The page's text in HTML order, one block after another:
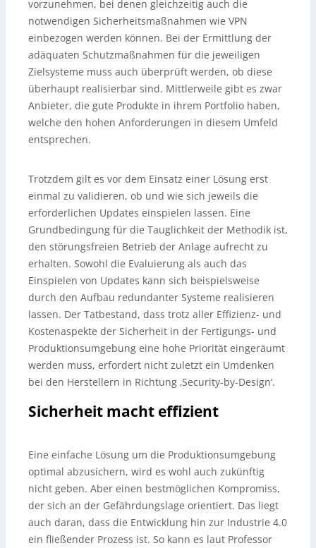
vorzunehmen, bei denen gleichzeitig auch die
notwendigen Sicherheitsmaßnahmen wie VPN
einbezogen werden können. Bei der Ermittlung der
adäquaten Schutzmaßnahmen für die jeweiligen
Zielsysteme muss auch überprüft werden, ob diese
überhaupt realisierbar sind. Mittlerweile gibt es zwar
Anbieter, die gute Produkte in ihrem Portfolio haben,
welche den hohen Anforderungen in diesem Umfeld
entsprechen.
Trotzdem gilt es vor dem Einsatz einer Lösung erst
einmal zu validieren, ob und wie sich jeweils die
erforderlichen Updates einspielen lassen. Eine
Grundbedingung für die Tauglichkeit der Methodik ist,
den störungsfreien Betrieb der Anlage aufrecht zu
erhalten. Sowohl die Evaluierung als auch das
Einspielen von Updates kann sich beispielsweise
durch den Aufbau redundanter Systeme realisieren
lassen. Der Tatbestand, dass trotz aller Effizienz- und
Kostenaspekte der Sicherheit in der Fertigungs- und
Produktionsumgebung eine hohe Priorität eingeräumt
werden muss, erfordert nicht zuletzt ein Umdenken
bei den Herstellern in Richtung ‚Security-by-Design‘.
Sicherheit macht effizient
Eine einfache Lösung um die Produktionsumgebung
optimal abzusichern, wird es wohl auch zukünftig
nicht geben. Aber einen bestmöglichen Kompromiss,
der sich an der Gefährdungslage orientiert. Das liegt
auch daran, dass die Entwicklung hin zur Industrie 4.0
ein fließender Prozess ist. So kann es laut Professor